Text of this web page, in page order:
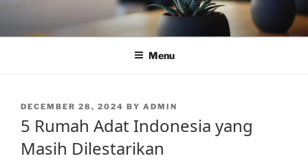
content
Menu
POSTED
DECEMBER 28, 2024 BY ADMIN
5 Rumah Adat Indonesia yang
Masih Dilestarikan